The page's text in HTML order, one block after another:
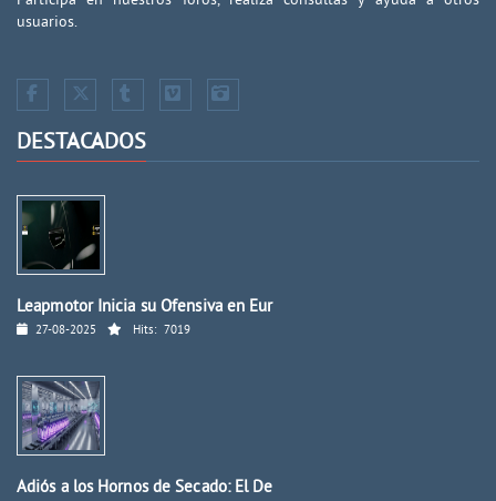
usuarios.
DESTACADOS
Leapmotor Inicia su Ofensiva en Eur
27-08-2025 Hits: 7019
Adiós a los Hornos de Secado: El De